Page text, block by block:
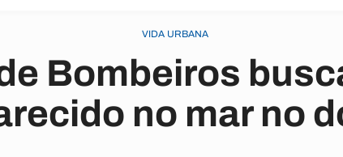
VIDA URBANA
Bombeiros
no mar no